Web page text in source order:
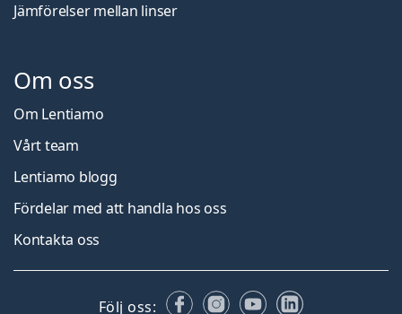
Jämförelser mellan linser
Om oss
Om Lentiamo
Vårt team
Lentiamo blogg
Fördelar med att handla hos oss
Kontakta oss
Följ oss: FacebookInstagram
YouTubeLinkedIn